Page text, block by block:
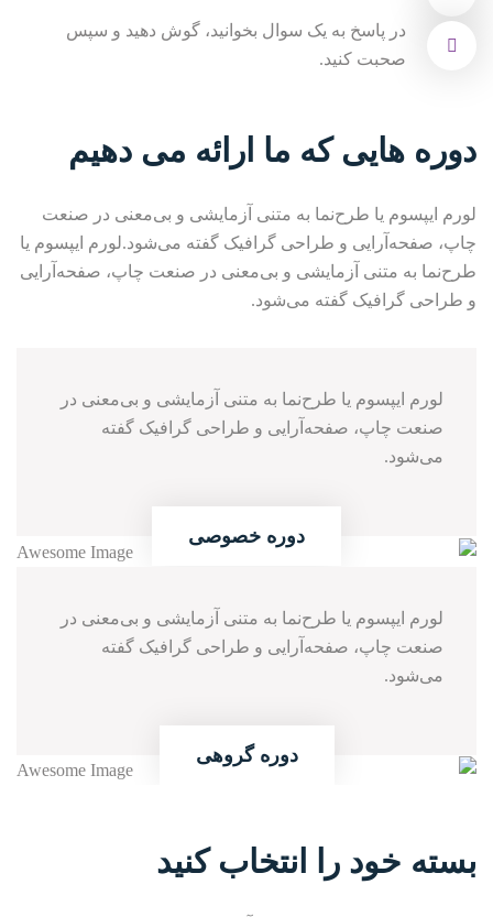
در پاسخ به یک سوال بخوانید، گوش دهید و سپس
صحبت کنید.
دوره هایی که ما ارائه می دهیم
لورم ایپسوم یا طرح‌نما به متنی آزمایشی و بی‌معنی در صنعت
چاپ، صفحه‌آرایی و طراحی گرافیک گفته می‌شود.لورم ایپسوم یا
طرح‌نما به متنی آزمایشی و بی‌معنی در صنعت چاپ، صفحه‌آرایی
و طراحی گرافیک گفته می‌شود.
لورم ایپسوم یا طرح‌نما به متنی آزمایشی و بی‌معنی در
صنعت چاپ، صفحه‌آرایی و طراحی گرافیک گفته
می‌شود.
دوره خصوصی 01
لورم ایپسوم یا طرح‌نما به متنی آزمایشی و بی‌معنی در
صنعت چاپ، صفحه‌آرایی و طراحی گرافیک گفته
می‌شود.
دورهگروهی 02
بسته خود را انتخاب کنید